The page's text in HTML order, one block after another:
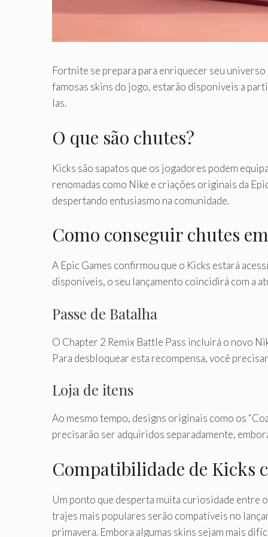
Fortnite se prepara para enriquecer seu
famosas skins do jogo, estarão disponíveis a
las.
O que são chutes?
Kicks são sapatos que os jogadores podem
renomadas como Nike e criações originais da
despertando entusiasmo na comunidade.
Como conseguir chutes
A Epic Games confirmou que o Kicks estará
disponíveis, o seu lançamento coincidirá com a
Passe de Batalha
O Chapter 2 Remix Battle Pass incluirá o novo
Para desbloquear esta recompensa, você
Loja de itens
Ao mesmo tempo, designs originais como os
precisarão ser adquiridos separadamente,
Compatibilidade de Kicks
Um ponto que desperta muita curiosidade entre
trajes mais populares serão compatíveis no
primavera. Embora algumas skins sejam mais